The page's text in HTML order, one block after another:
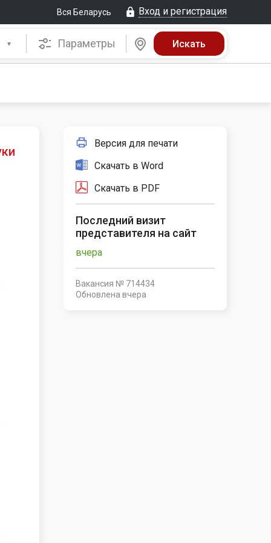
Вся Беларусь Вход и регистрация
Параметры
Версия для печати
Скачать в Word
Скачать в PDF
Последний визит
представителя на сайт
вчера
Вакансия № 714434
Обновлена вчера